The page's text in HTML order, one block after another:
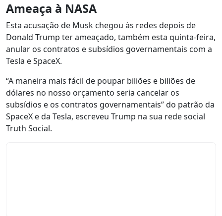
Ameaça à NASA
Esta acusação de Musk chegou às redes depois de
Donald Trump ter ameaçado, também esta quinta-feira,
anular os contratos e subsídios governamentais com a
Tesla e SpaceX.
“A maneira mais fácil de poupar biliões e biliões de
dólares no nosso orçamento seria cancelar os
subsídios e os contratos governamentais” do patrão da
SpaceX e da Tesla, escreveu Trump na sua rede social
Truth Social.